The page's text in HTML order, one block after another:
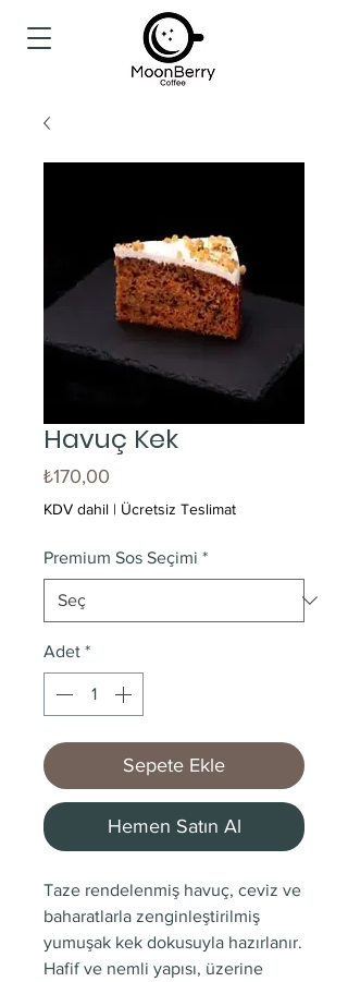
Havuç Kek
₺170,00
KDV dahil | Ücretsiz Teslimat
Premium Sos Seçimi *
Adet *
Sepete Ekle
Hemen Satın Al
Taze rendelenmiş havuç, ceviz ve
baharatlarla zenginleştirilmiş
yumuşak kek dokusuyla hazırlanır.
Hafif ve nemli yapısı, üzerine